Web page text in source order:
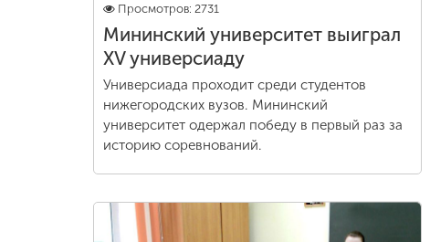
Просмотров: 2731
Мининский университет выиграл
XV универсиаду
Универсиада проходит среди студентов
нижегородских вузов. Мининский
университет одержал победу в первый раз за
историю соревнований.